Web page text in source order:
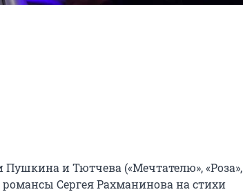
и Тютчева («Мечтателю», «Роза»,
романсы Сергея Рахманинова на стихи